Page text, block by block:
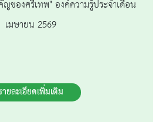
ของศรีเทพ" องค์ความรู้ประจำเดือน
เมษายน 2569
ยละเอียดเพิ่มเติม